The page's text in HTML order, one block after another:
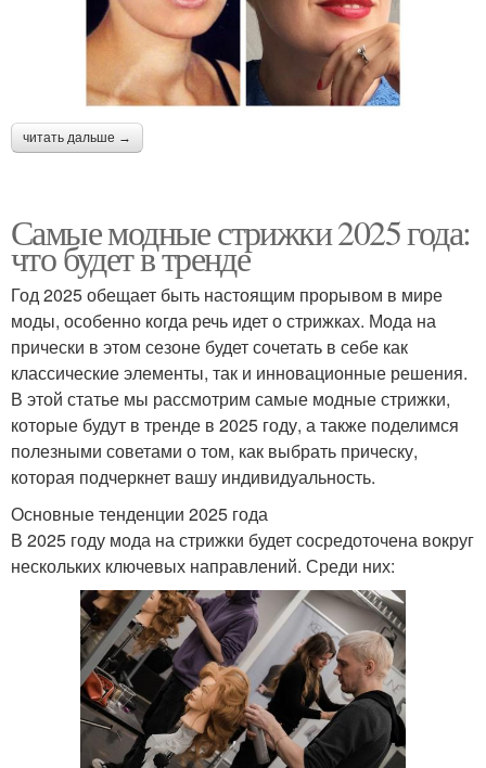
читать дальше →
Самые модные стрижки 2025 года:
что будет в тренде
Год 2025 обещает быть настоящим прорывом в мире
моды, особенно когда речь идет о стрижках. Мода на
прически в этом сезоне будет сочетать в себе как
классические элементы, так и инновационные решения.
В этой статье мы рассмотрим самые модные стрижки,
которые будут в тренде в 2025 году, а также поделимся
полезными советами о том, как выбрать прическу,
которая подчеркнет вашу индивидуальность.
Основные тенденции 2025 года
В 2025 году мода на стрижки будет сосредоточена вокруг
нескольких ключевых направлений. Среди них: